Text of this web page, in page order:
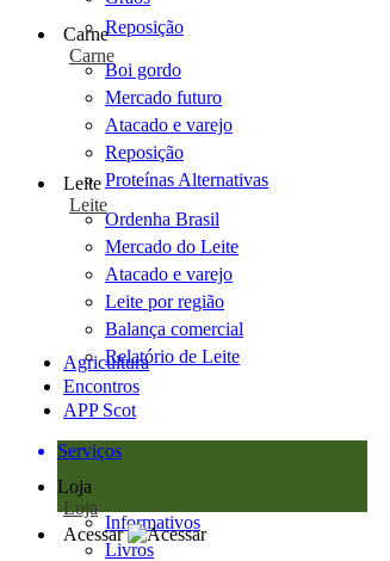
Reposição
Carne
Carne
Boi gordo
Mercado futuro
Atacado e varejo
Reposição
Proteínas Alternativas
Leite
Leite
Ordenha Brasil
Mercado do Leite
Atacado e varejo
Leite por região
Balança comercial
Relatório de Leite
Agricultura
Encontros
APP Scot
Serviços
Loja
Loja
Informativos
Livros
Acessar